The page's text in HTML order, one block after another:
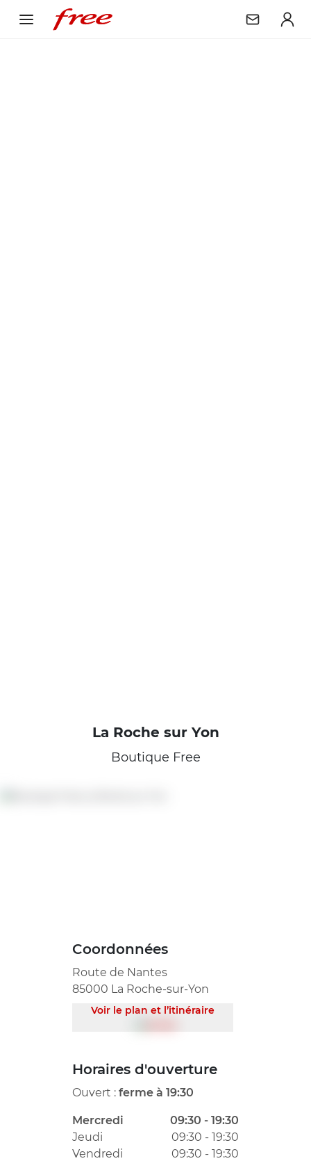
Boutique Free
La Roche sur Yon
Coordonnées
Route de Nantes
85000 La Roche-sur-Yon
Voir le plan et l’itinéraire
Horaires d'ouverture
Ouvert : ferme à 19:30
Mercredi
09:30 - 19:30
Jeudi
09:30 - 19:30
Vendredi
09:30 - 19:30